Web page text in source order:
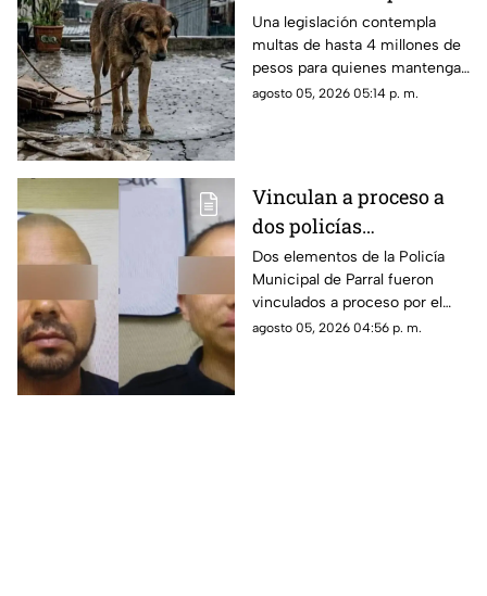
Podrías recibir una
multa de hasta 4
millones de pesos
Una legislación contempla
multas de hasta 4 millones de
pesos para quienes mantengan
de forma permanente a perros
agosto 05, 2026 05:14 p. m.
Vinculan a proceso a
dos policías
municipales por
homicidio
imprudencial en Parral
Dos elementos de la Policía
Municipal de Parral fueron
vinculados a proceso por el
presunto delito de homicidio
agosto 05, 2026 04:56 p. m.